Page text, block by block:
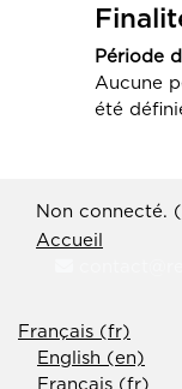
Période
Aucune
été
Non connecté. (
Accueil
Français ‎(fr)‎
English ‎(en)‎
Français ‎(fr)‎